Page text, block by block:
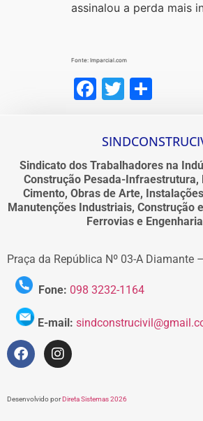
assinalou a perda mais
Fonte: Imparcial.com
Facebook
Twitter
Sindicato dos Trabalhadores na
Construção Pesada-
Cimento, Obras de Arte,
Manutenções Industriais, Construção
Ferrovias e
Praça da República Nº 03-A Diamante
Fone: 098 3232-1164
E-mail:
Desenvolvido porDireta Sistemas 2026